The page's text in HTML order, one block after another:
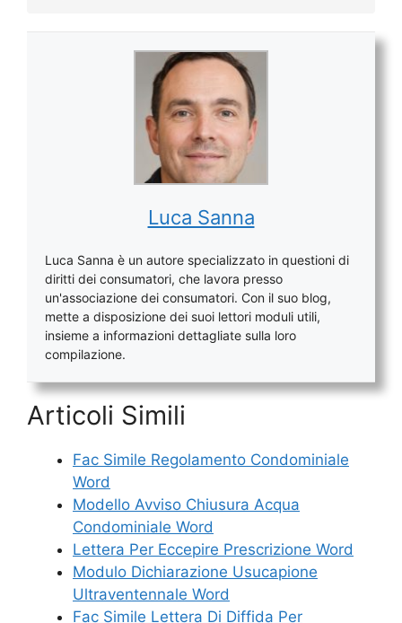
Luca Sanna
Luca Sanna è un autore specializzato in questioni di
diritti dei consumatori, che lavora presso
un'associazione dei consumatori. Con il suo blog,
mette a disposizione dei suoi lettori moduli utili,
insieme a informazioni dettagliate sulla loro
compilazione.
Articoli Simili
Fac Simile Regolamento Condominiale
Word
Modello Avviso Chiusura Acqua
Condominiale Word
Lettera Per Eccepire Prescrizione Word
Modulo Dichiarazione Usucapione
Ultraventennale​ Word
Fac Simile Lettera Di Diffida Per